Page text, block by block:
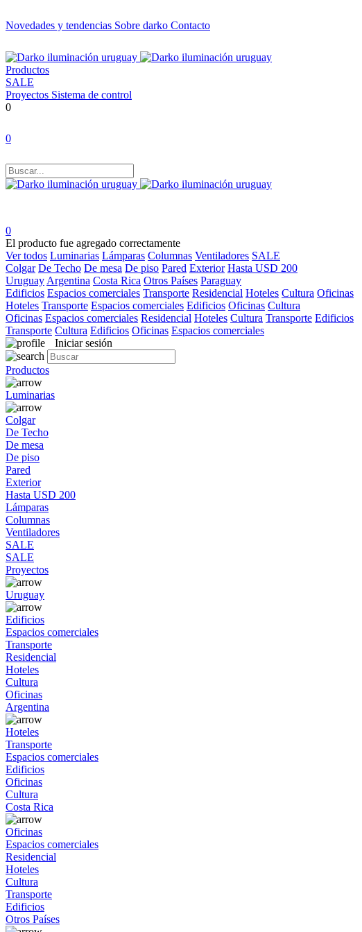
Novedades y tendencias Sobre darko Contacto
Productos
SALE
Proyectos Sistema de control
0
0
0
El producto fue agregado correctamente
Ver todos Luminarias Lámparas Columnas Ventiladores SALE
Colgar De Techo De mesa De piso Pared Exterior Hasta USD 200
Uruguay Argentina Costa Rica Otros Países Paraguay
Edificios Espacios comerciales Transporte Residencial Hoteles Cultura Oficinas
Hoteles Transporte Espacios comerciales Edificios Oficinas Cultura
Oficinas Espacios comerciales Residencial Hoteles Cultura Transporte Edificios
Transporte Cultura Edificios Oficinas Espacios comerciales
Iniciar sesión
Productos
Luminarias
Colgar
De Techo
De mesa
De piso
Pared
Exterior
Hasta USD 200
Lámparas
Columnas
Ventiladores
SALE
SALE
Proyectos
Uruguay
Edificios
Espacios comerciales
Transporte
Residencial
Hoteles
Cultura
Oficinas
Argentina
Hoteles
Transporte
Espacios comerciales
Edificios
Oficinas
Cultura
Costa Rica
Oficinas
Espacios comerciales
Residencial
Hoteles
Cultura
Transporte
Edificios
Otros Países